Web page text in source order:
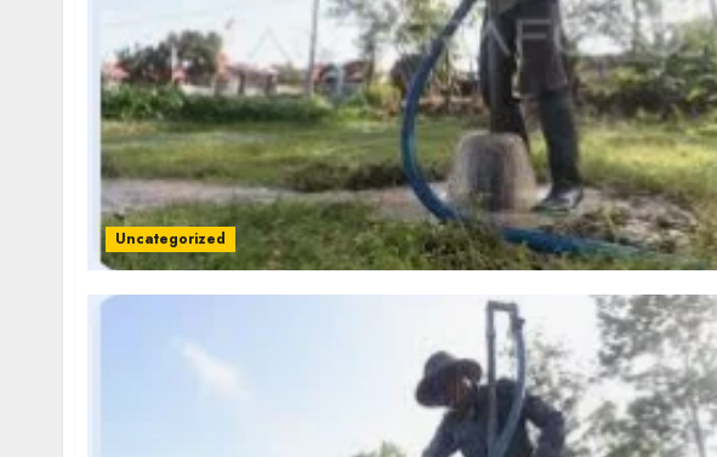
Uncategorized